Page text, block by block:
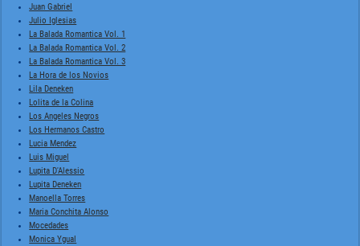
Juan Gabriel
Julio Iglesias
La Balada Romantica Vol. 1
La Balada Romantica Vol. 2
La Balada Romantica Vol. 3
La Hora de los Novios
Lila Deneken
Lolita de la Colina
Los Angeles Negros
Los Hermanos Castro
Lucia Mendez
Luis Miguel
Lupita D'Alessio
Lupita Deneken
Manoella Torres
Maria Conchita Alonso
Mocedades
Monica Ygual